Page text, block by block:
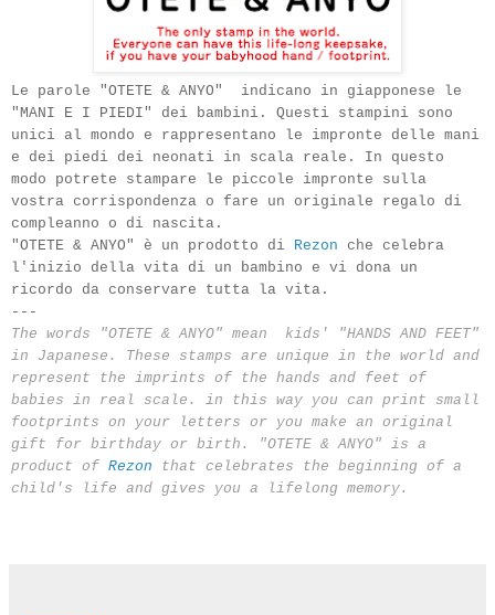
Le parole "OTETE & ANYO "
indicano in giapponese le
" MANI E I PIEDI " dei bambini. Questi stampini sono
unici al mondo e rappresentano le impronte delle mani
e dei piedi dei neonati in scala reale . In questo
modo potrete stampare le piccole impronte sulla
vostra corrispondenza o fare un originale regalo di
compleanno o di nascita.
"OTETE & ANYO " è un prodotto di Rezon
che celebra
l' inizio
della vita di un bambino e vi dona un
ricordo da conservare tutta la vita.
---
The words
"OTETE & ANYO" mean kids' "HANDS AND FEET"
in Japanese.
These stamps are unique in the world and
represent
the imprints of the hands and feet of
babies in real scale. in this way you can print
small
footprints on
your letters or you make an original
gift
for birthday or birth . "OTETE & ANYO" is a
product of Rezon that celebrates the beginning of a
child's life and gives you a lifelong memory.